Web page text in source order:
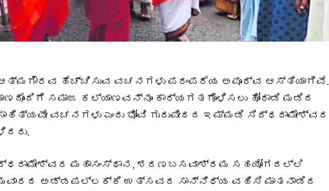
ಹೆಚ್ಚಿಸುವ ವಚನಗಳು ಪರಂಪರೆಯ ಅಪೂರ್ವ ಆಸ್ತಿಯಾಗಿವೆ.
ಸಮಾಜ ಕಲ್ಯಾಣವನ್ನೂ ಕಾರ್ಯಗತಗೊಳಿಸಲು ಹೋರಾಡಿ ಮಡಿದ
ವಚನಗಳು ಎಂದು ಭೋವಿ ಗುರುಪೀಠದ ಇಮ್ಮಡಿ ಸಿದ್ಧರಾಮೇಶ್ವರ
ಮಹಾಸಂಸ್ಥಾನ, ಶರಣಬಸವಾಶ್ರಮ ಸಹಯೋಗದಲ್ಲಿ
ಅಡ್ಡಪಲ್ಲಕ್ಕಿ ಉತ್ಸವದ ಸಾನ್ನಿಧ್ಯ ವಹಿಸಿ ಮಾತನಾಡಿದ